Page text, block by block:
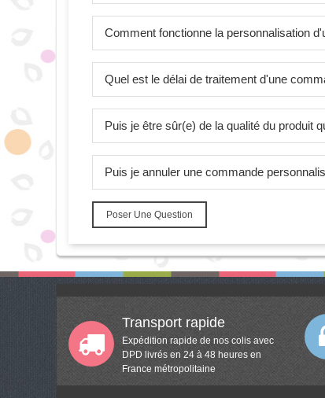
Comment fonctionne la personnalisation
Quel est le délai de traitement d'une
Puis je être sûr(e) de la qualité du produit
Puis je annuler une commande
Poser Une Question
Transport rapide
Expédition rapide de nos colis avec
DPD livrés en 24 à 48 heures en
France métropolitaine